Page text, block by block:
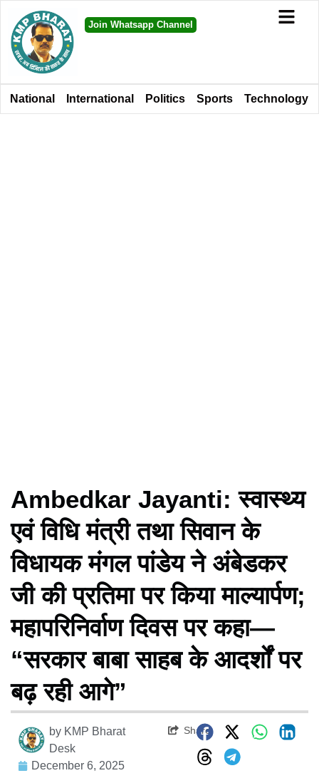
Join Whatsapp Channel
National International Politics Sports Technology
Ambedkar Jayanti: स्वास्थ्य
एवं विधि मंत्री तथा सिवान के
विधायक मंगल पांडेय ने अंबेडकर
जी की प्रतिमा पर किया माल्यार्पण;
महापरिनिर्वाण दिवस पर कहा—
“सरकार बाबा साहब के आदर्शों पर
बढ़ रही आगे”
by KMP Bharat
Desk
December 6, 2025
Share